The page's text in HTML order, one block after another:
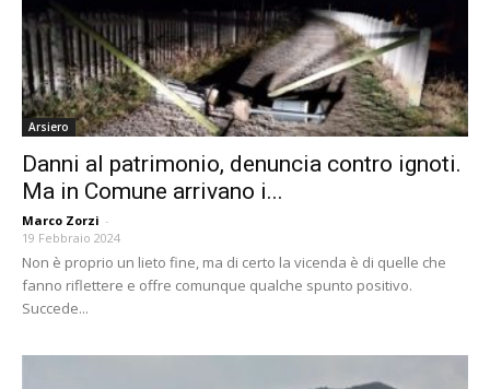
Arsiero
Danni al patrimonio, denuncia contro ignoti.
Ma in Comune arrivano i...
Marco Zorzi -
19 Febbraio 2024
Non è proprio un lieto fine, ma di certo la vicenda è di quelle che
fanno riflettere e offre comunque qualche spunto positivo.
Succede...